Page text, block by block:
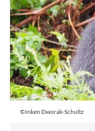
©Inken Dworak-Schultz